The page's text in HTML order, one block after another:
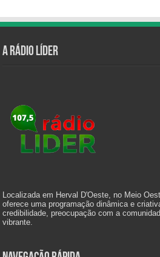
A Rádio Líder
Localizada em Herval D'Oeste, no Meio
oferece uma programação dinâmica e
credibilidade, preocupação com a
vibrante.